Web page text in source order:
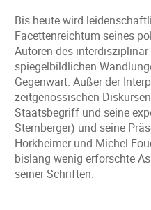
Bis heute wird
Facettenreichtum seines
Autoren des
spiegelbildlichen
Gegenwart. Außer der
zeitgenössischen
Staatsbegriff und seine
Sternberger) und seine
Horkheimer und Michel
bislang wenig erforschte
seiner Schriften.